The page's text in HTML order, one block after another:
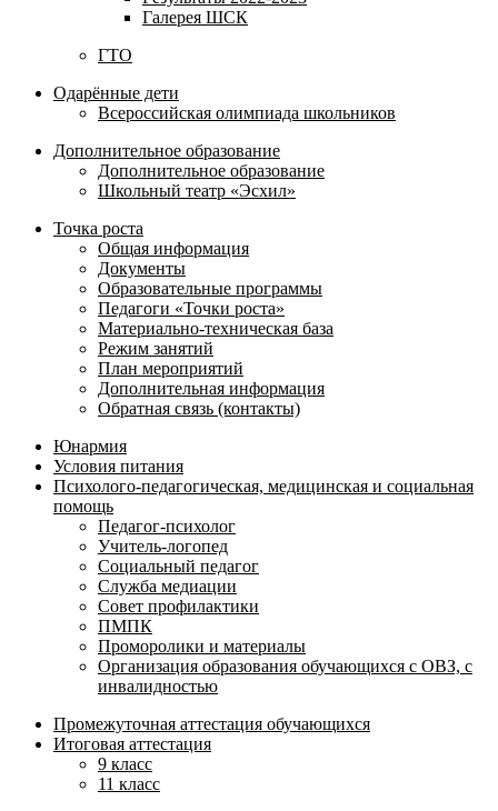
Галерея ШСК
ГТО
Одарённые дети
Всероссийская олимпиада школьников
Дополнительное образование
Дополнительное образование
Школьный театр «Эсхил»
Точка роста
Общая информация
Документы
Образовательные программы
Педагоги «Точки роста»
Материально-техническая база
Режим занятий
План мероприятий
Дополнительная информация
Обратная связь (контакты)
Юнармия
Условия питания
Психолого-педагогическая, медицинская и социальная
помощь
Педагог-психолог
Учитель-логопед
Социальный педагог
Служба медиации
Совет профилактики
ПМПК
Проморолики и материалы
Организация образования обучающихся с ОВЗ, с
инвалидностью
Промежуточная аттестация обучающихся
Итоговая аттестация
9 класс
11 класс